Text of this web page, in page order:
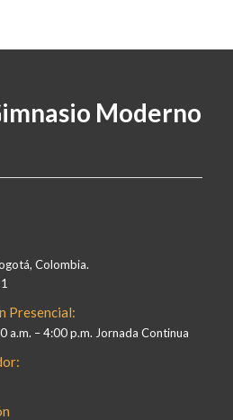
Moderno
Colombia.
Presencial:
a.m. – 4:00 p.m. Jornada Continua